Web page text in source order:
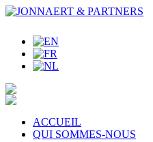
ACCUEIL
QUI SOMMES-NOUS